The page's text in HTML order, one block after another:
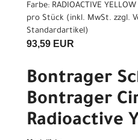
Farbe: RADIOACTIVE YELLOW
pro Stück (inkl. MwSt. zzgl.
Standardartikel)
93,59 EUR
Bontrager
Bontrager
Radioactive